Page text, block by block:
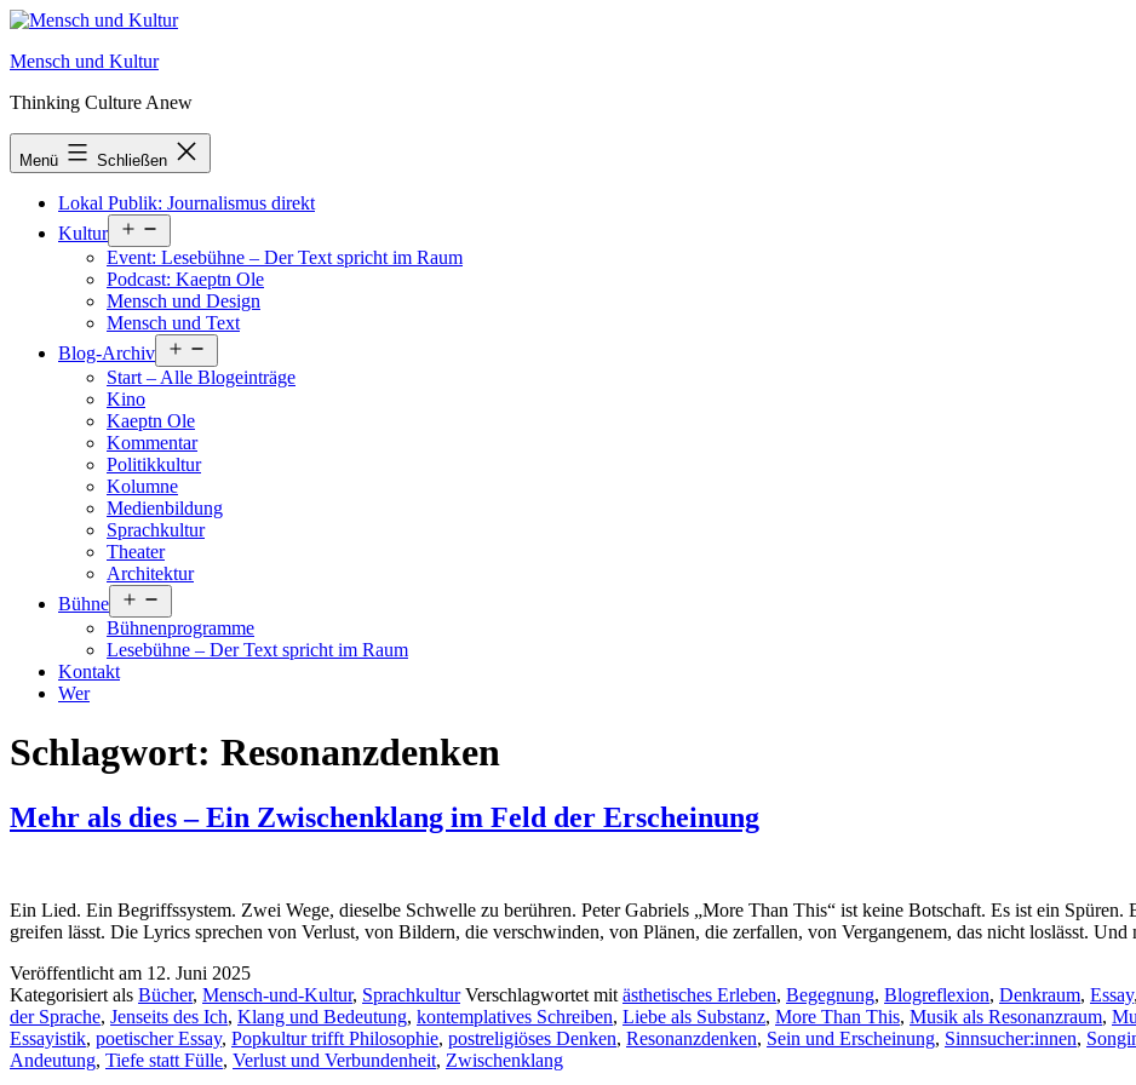
Zum
springen
Mensch und Kultur
Thinking Culture Anew
Menü Schließen
Lokal Publik: Journalismus direkt
Kultur
öffnen
Event: Lesebühne – Der Text spricht im Raum
Podcast: Kaeptn Ole
Mensch und Design
Mensch und Text
Blog-Archiv
öffnen
Start – Alle Blogeinträge
Kino
Kaeptn Ole
Kommentar
Politikkultur
Kolumne
Medienbildung
Sprachkultur
Theater
Architektur
Bühne
öffnen
Bühnenprogramme
Lesebühne – Der Text spricht im Raum
Kontakt
Wer
Schlagwort: Resonanzdenken
Mehr als dies – Ein Zwischenklang im Feld der Erscheinung
Ein Lied. Ein Begriffssystem. Zwei Wege, dieselbe Schwelle zu berühren. Peter Gabriels „More Than This“ ist keine Botschaft. Es ist ein
greifen lässt. Die Lyrics sprechen von Verlust, von Bildern, die verschwinden, von Plänen, die zerfallen, von Vergangenem, das nicht loslässt.
Veröffentlicht am 12. Juni 2025
Kategorisiert als Bücher, Mensch-und-Kultur, Sprachkultur Verschlagwortet mit ästhetisches Erleben, Begegnung, Blogreflexion, Denkraum, Essay,
der Sprache, Jenseits des Ich, Klang und Bedeutung, kontemplatives Schreiben, Liebe als Substanz, More Than This, Musik als Resonanzraum,
Essayistik, poetischer Essay, Popkultur trifft Philosophie, postreligiöses Denken, Resonanzdenken, Sein und Erscheinung, Sinnsucher:innen,
Andeutung, Tiefe statt Fülle, Verlust und Verbundenheit, Zwischenklang